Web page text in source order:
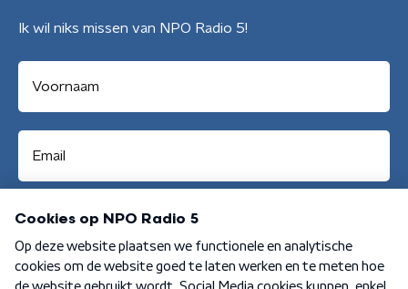
Ik wil niks missen van NPO Radio 5!
Aanmelden